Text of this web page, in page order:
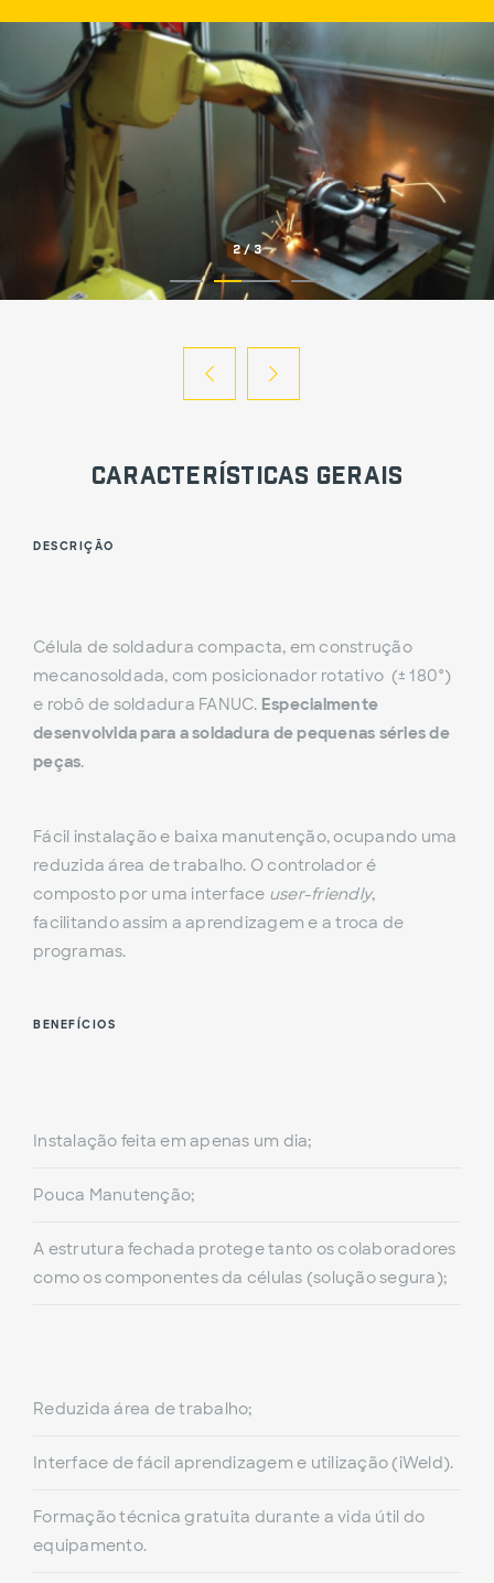
2 / 3
Características Gerais
DESCRIÇÃO
Célula de soldadura compacta, em construção
mecanosoldada, com posicionador rotativo (± 180°)
e robô de soldadura FANUC. Especialmente
desenvolvida para a soldadura de pequenas séries de
peças.
Fácil instalação e baixa manutenção, ocupando uma
reduzida área de trabalho. O controlador é
composto por uma interface user-friendly,
facilitando assim a aprendizagem e a troca de
programas.
BENEFÍCIOS
Instalação feita em apenas um dia;
Pouca Manutenção;
A estrutura fechada protege tanto os colaboradores
como os componentes da células (solução segura);
Reduzida área de trabalho;
Interface de fácil aprendizagem e utilização (iWeld).
Formação técnica gratuita durante a vida útil do
equipamento.